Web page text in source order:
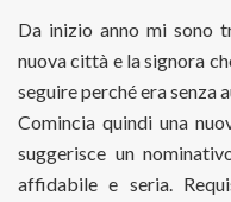
Da inizio anno mi sono
nuova città e la signora
seguire perché era senza
Comincia quindi una
suggerisce un
affidabile e seria.